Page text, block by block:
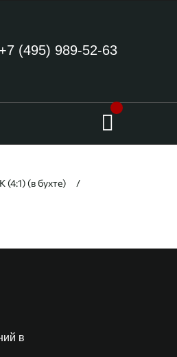
+7 (495) 989-52-63
(4:1) (в бухте)
в